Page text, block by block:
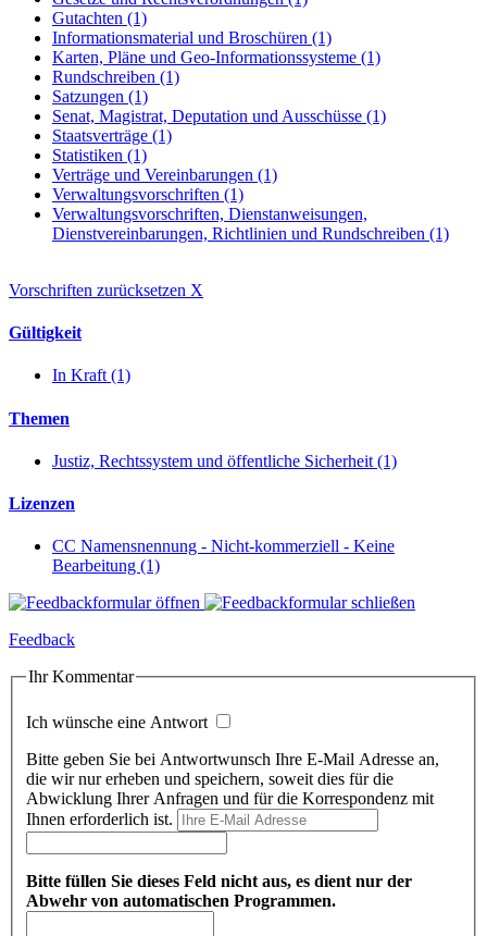
Gutachten (1)
Informationsmaterial und Broschüren (1)
Karten, Pläne und Geo-Informationssysteme (1)
Rundschreiben (1)
Satzungen (1)
Senat, Magistrat, Deputation und Ausschüsse (1)
Staatsverträge (1)
Statistiken (1)
Verträge und Vereinbarungen (1)
Verwaltungsvorschriften (1)
Verwaltungsvorschriften, Dienstanweisungen,
Dienstvereinbarungen, Richtlinien und Rundschreiben (1)
Vorschriften zurücksetzen X
Gültigkeit
In Kraft (1)
Themen
Justiz, Rechtssystem und öffentliche Sicherheit (1)
Lizenzen
CC Namensnennung - Nicht-kommerziell - Keine
Bearbeitung (1)
Feedback
Ihr Kommentar
Ich wünsche eine Antwort
Bitte geben Sie bei Antwortwunsch Ihre E-Mail Adresse an,
die wir nur erheben und speichern, soweit dies für die
Abwicklung Ihrer Anfragen und für die Korrespondenz mit
Ihnen erforderlich ist.
Bitte füllen Sie dieses Feld nicht aus, es dient nur der
Abwehr von automatischen Programmen.